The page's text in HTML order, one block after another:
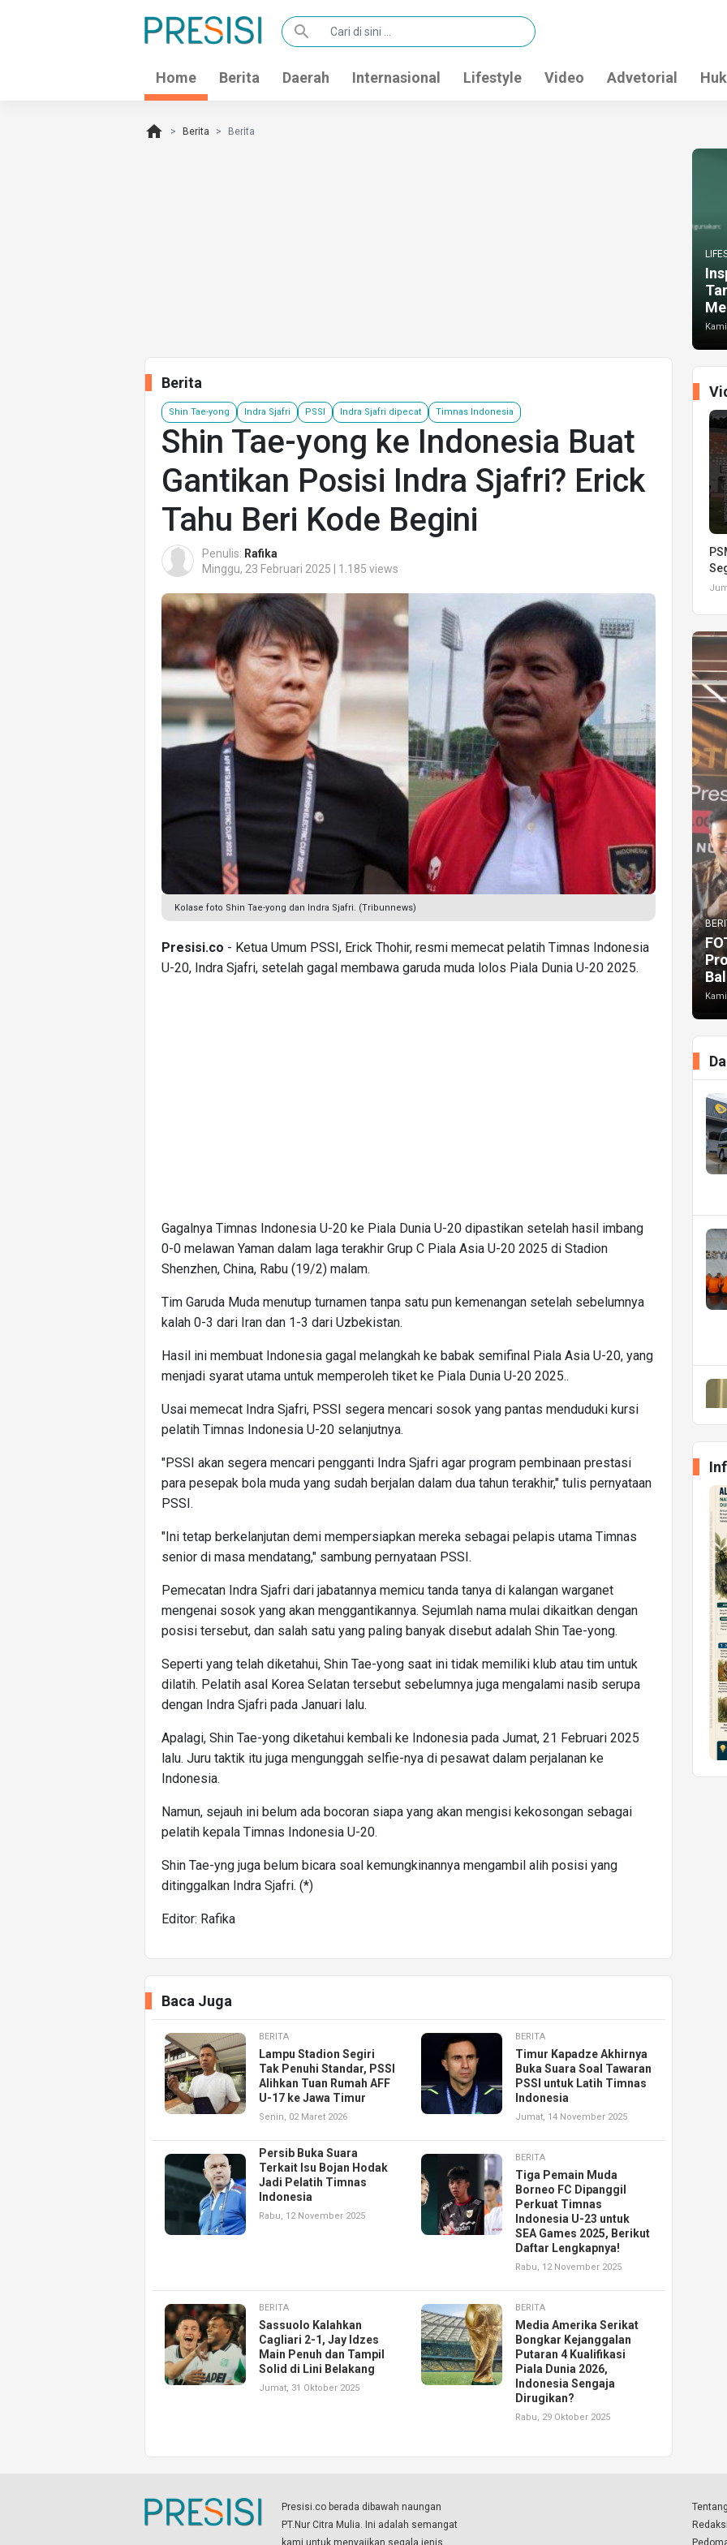
search
Home Berita Daerah Internasional Lifestyle Video Advetorial
home Berita Berita
Berita
Shin Tae-yong Indra Sjafri PSSI Indra Sjafri dipecat Timnas Indonesia
Shin Tae-yong ke Indonesia Buat
Gantikan Posisi Indra Sjafri? Erick
Tahu Beri Kode Begini
Penulis: Rafika
Minggu, 23 Februari 2025 | 1.185 views
Kolase foto Shin Tae-yong dan Indra Sjafri. (Tribunnews)
Presisi.co - Ketua Umum PSSI, Erick Thohir, resmi memecat pelatih Timnas Indonesia
U-20, Indra Sjafri, setelah gagal membawa garuda muda lolos Piala Dunia U-20 2025.
Gagalnya Timnas Indonesia U-20 ke Piala Dunia U-20 dipastikan setelah hasil imbang
0-0 melawan Yaman dalam laga terakhir Grup C Piala Asia U-20 2025 di Stadion
Shenzhen, China, Rabu (19/2) malam.
Tim Garuda Muda menutup turnamen tanpa satu pun kemenangan setelah sebelumnya
kalah 0-3 dari Iran dan 1-3 dari Uzbekistan.
Hasil ini membuat Indonesia gagal melangkah ke babak semifinal Piala Asia U-20, yang
menjadi syarat utama untuk memperoleh tiket ke Piala Dunia U-20 2025..
Usai memecat Indra Sjafri, PSSI segera mencari sosok yang pantas menduduki kursi
pelatih Timnas Indonesia U-20 selanjutnya.
"PSSI akan segera mencari pengganti Indra Sjafri agar program pembinaan prestasi
para pesepak bola muda yang sudah berjalan dalam dua tahun terakhir," tulis pernyataan
PSSI.
"Ini tetap berkelanjutan demi mempersiapkan mereka sebagai pelapis utama Timnas
senior di masa mendatang," sambung pernyataan PSSI.
Pemecatan Indra Sjafri dari jabatannya memicu tanda tanya di kalangan warganet
mengenai sosok yang akan menggantikannya. Sejumlah nama mulai dikaitkan dengan
posisi tersebut, dan salah satu yang paling banyak disebut adalah Shin Tae-yong.
Seperti yang telah diketahui, Shin Tae-yong saat ini tidak memiliki klub atau tim untuk
dilatih. Pelatih asal Korea Selatan tersebut sebelumnya juga mengalami nasib serupa
dengan Indra Sjafri pada Januari lalu.
Apalagi, Shin Tae-yong diketahui kembali ke Indonesia pada Jumat, 21 Februari 2025
lalu. Juru taktik itu juga mengunggah selfie-nya di pesawat dalam perjalanan ke
Indonesia.
Namun, sejauh ini belum ada bocoran siapa yang akan mengisi kekosongan sebagai
pelatih kepala Timnas Indonesia U-20.
Shin Tae-yng juga belum bicara soal kemungkinannya mengambil alih posisi yang
ditinggalkan Indra Sjafri. (*)
Editor: Rafika
Baca Juga
BERITA
Lampu Stadion Segiri
Tak Penuhi Standar, PSSI
Alihkan Tuan Rumah AFF
U-17 ke Jawa Timur
Senin, 02 Maret 2026
BERITA
Timur Kapadze Akhirnya
Buka Suara Soal Tawaran
PSSI untuk Latih Timnas
Indonesia
Jumat, 14 November 2025
Persib Buka Suara
Terkait Isu Bojan Hodak
Jadi Pelatih Timnas
Indonesia
Rabu, 12 November 2025
BERITA
Tiga Pemain Muda
Borneo FC Dipanggil
Perkuat Timnas
Indonesia U-23 untuk
SEA Games 2025, Berikut
Daftar Lengkapnya!
Rabu, 12 November 2025
BERITA
Sassuolo Kalahkan
Cagliari 2-1, Jay Idzes
Main Penuh dan Tampil
Solid di Lini Belakang
Jumat, 31 Oktober 2025
BERITA
Media Amerika Serikat
Bongkar Kejanggalan
Putaran 4 Kualifikasi
Piala Dunia 2026,
Indonesia Sengaja
Dirugikan?
Rabu, 29 Oktober 2025
Presisi.co berada dibawah naungan
PT.Nur Citra Mulia. Ini adalah semangat
kami untuk menyajikan segala jenis
Redaksi